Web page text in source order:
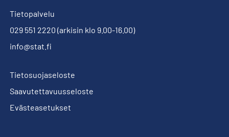
Tietopalvelu
029 551 2220 (arkisin klo 9.00-16.00)
info@stat.fi
Tietosuojaseloste
Saavutettavuusseloste
Evästeasetukset